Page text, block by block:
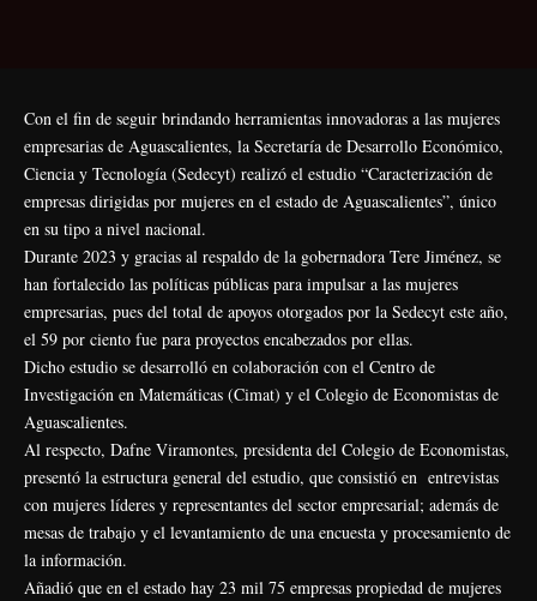
Con el fin de seguir brindando herramientas innovadoras a las mujeres
empresarias de Aguascalientes, la Secretaría de Desarrollo Económico,
Ciencia y Tecnología (Sedecyt) realizó el estudio “Caracterización de
empresas dirigidas por mujeres en el estado de Aguascalientes”, único
en su tipo a nivel nacional.
Durante 2023 y gracias al respaldo de la gobernadora Tere Jiménez, se
han fortalecido las políticas públicas para impulsar a las mujeres
empresarias, pues del total de apoyos otorgados por la Sedecyt este año,
el 59 por ciento fue para proyectos encabezados por ellas.
Dicho estudio se desarrolló en colaboración con el Centro de
Investigación en Matemáticas (Cimat) y el Colegio de Economistas de
Aguascalientes.
Al respecto, Dafne Viramontes, presidenta del Colegio de Economistas,
presentó la estructura general del estudio, que consistió en entrevistas
con mujeres líderes y representantes del sector empresarial; además de
mesas de trabajo y el levantamiento de una encuesta y procesamiento de
la información.
Añadió que en el estado hay 23 mil 75 empresas propiedad de mujeres